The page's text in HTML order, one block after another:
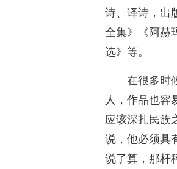
诗、译诗，出
全集》《阿赫
选》等。
在很多时
人，作品也容
应该深扎民族
说，他必须具
说了算，那杆